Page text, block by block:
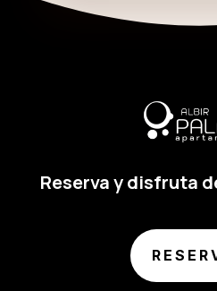
Reserva y disfruta